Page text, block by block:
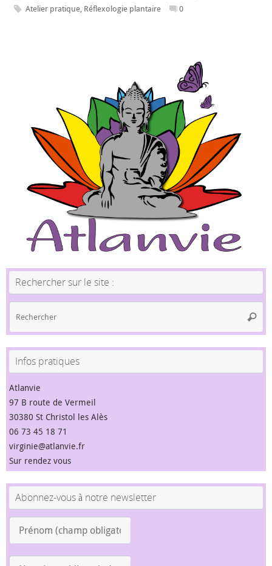
Atelier pratique, Réflexologie plantaire 0
Rechercher sur le site :
:
Infos pratiques
Atlanvie
97 B route de Vermeil
30380 St Christol les Alès
06 73 45 18 71
virginie@atlanvie.fr
Sur rendez vous
Abonnez-vous à notre newsletter
(champ